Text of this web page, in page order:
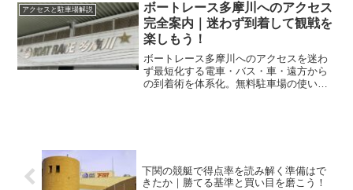
アクセスと駐車場解説
ボートレース多摩川へのアクセス
完全案内｜迷わず到着して観戦を
楽しもう！
ボートレース多摩川へのアクセスを迷わ
ず最短化する電車・バス・車・遠方から
の到着術を体系化。無料駐車場の使い分
下関の競艇で得点率を読み解く準備はで
きたか｜勝てる基準と買い目を磨こう！